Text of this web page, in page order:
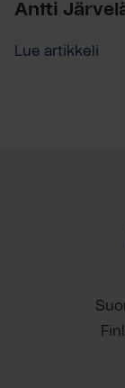
Antti
Lue artikkeli